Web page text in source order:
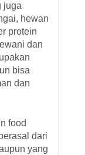
juga
hewan
protein
dan
bisa
dan
food
dari
yang